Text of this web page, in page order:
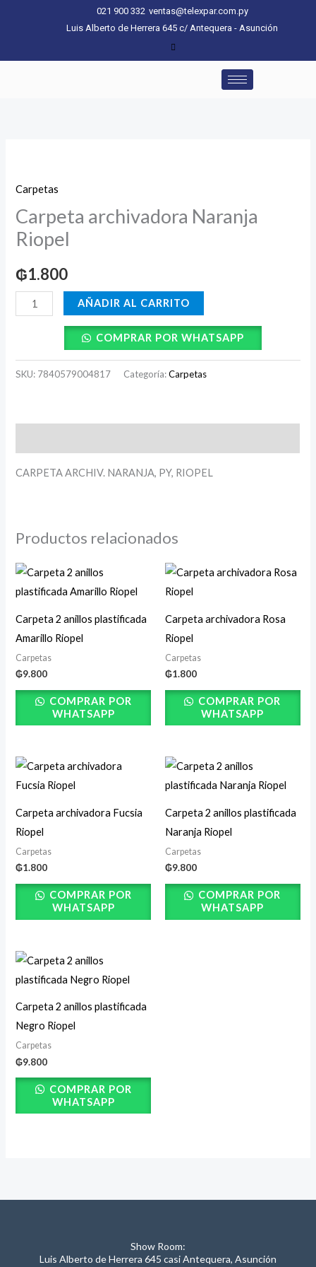
021 900 332 ventas@telexpar.com.py
Luis Alberto de Herrera 645 c/ Antequera - Asunción
Carpetas
Carpeta archivadora Naranja
Riopel
₲1.800
Naranja
Riopel
cantidad
AÑADIR AL CARRITO
COMPRAR POR WHATSAPP
SKU: 7840579004817 Categoría:Carpetas
CARPETA ARCHIV. NARANJA, PY, RIOPEL
Productos relacionados
Carpeta 2 anillos plastificada
Amarillo Riopel
Carpetas
₲9.800
COMPRAR POR
WHATSAPP
Carpeta archivadora Rosa
Riopel
Carpetas
₲1.800
COMPRAR POR
WHATSAPP
Carpeta archivadora Fucsia
Riopel
Carpetas
₲1.800
COMPRAR POR
WHATSAPP
Carpeta 2 anillos plastificada
Naranja Riopel
Carpetas
₲9.800
COMPRAR POR
WHATSAPP
Carpeta 2 anillos plastificada
Negro Riopel
Carpetas
₲9.800
COMPRAR POR
WHATSAPP
Show Room:
Luis Alberto de Herrera 645 casi Antequera, Asunción